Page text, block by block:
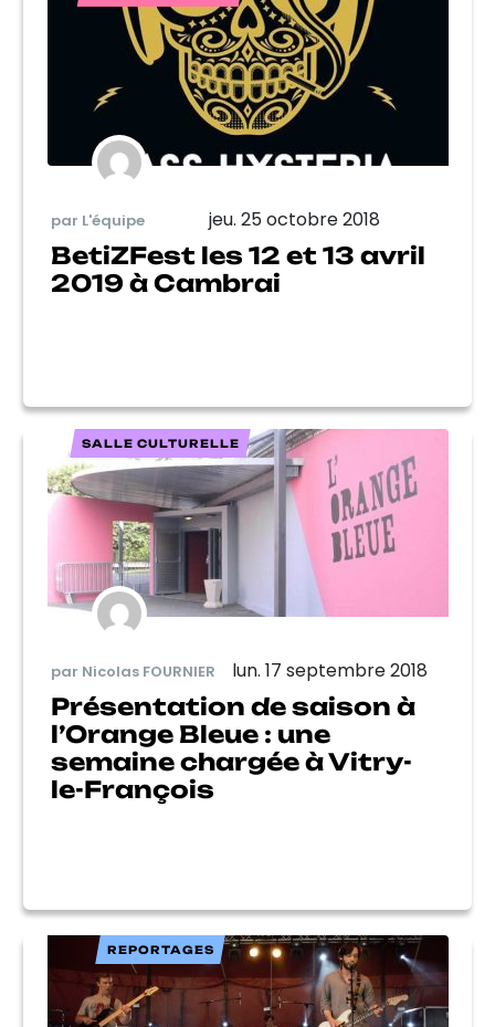
par L'équipe jeu. 25 octobre 2018
BetiZFest les 12 et 13 avril
2019 à Cambrai
SALLE CULTURELLE
par Nicolas FOURNIER lun. 17 septembre 2018
Présentation de saison à
l’Orange Bleue : une
semaine chargée à Vitry-
le-François
REPORTAGES